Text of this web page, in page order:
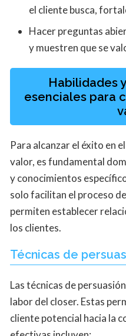
el cliente busca,
Hacer preguntas
y muestren que se
Habilidades
esenciales para
Para alcanzar el éxito en
valor, es fundamental
y conocimientos
solo facilitan el proceso
permiten establecer
los clientes.
Técnicas de
Las técnicas de
labor del closer. Estas
cliente potencial hacia la